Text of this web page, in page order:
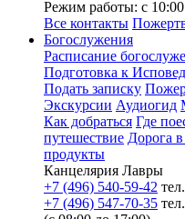
Режим работы: с
Все контакты
Богослужения
Расписание
Подготовка к
Подать записку
Экскурсии Аудиогид
Как добраться Где
путешествие Дорога
продукты
Канцелярия Лавры
+7 (496) 540-59-42 тел.
+7 (496) 547-70-35